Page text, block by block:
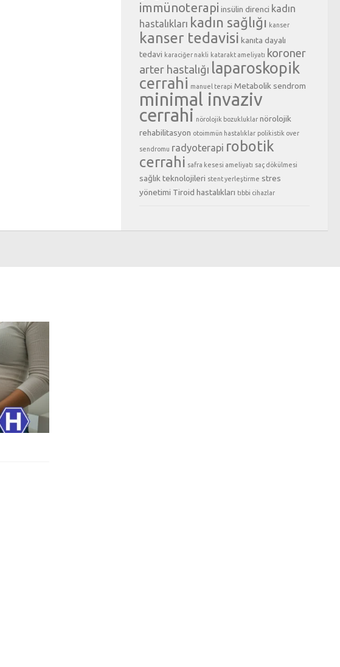
immünoterapi insülin direnci kadın
hastalıkları kadın sağlığı kanser
kanser tedavisi kanıta dayalı
tedavi karaciğer nakli katarakt ameliyatı koroner
arter hastalığı laparoskopik
cerrahi manuel terapi Metabolik sendrom
minimal invaziv
cerrahi nörolojik bozukluklar nörolojik
rehabilitasyon otoimmün hastalıklar polikistik over
sendromu radyoterapi robotik
cerrahi safra kesesi ameliyatı saç dökülmesi
sağlık teknolojileri stent yerleştirme stres
yönetimi Tiroid hastalıkları tıbbi cihazlar